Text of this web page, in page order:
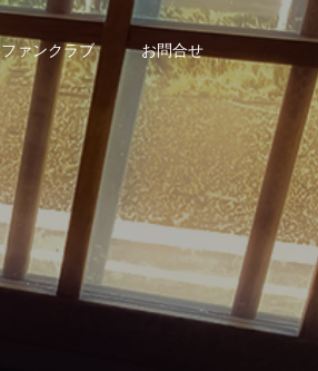
ファンクラブ お問合せ